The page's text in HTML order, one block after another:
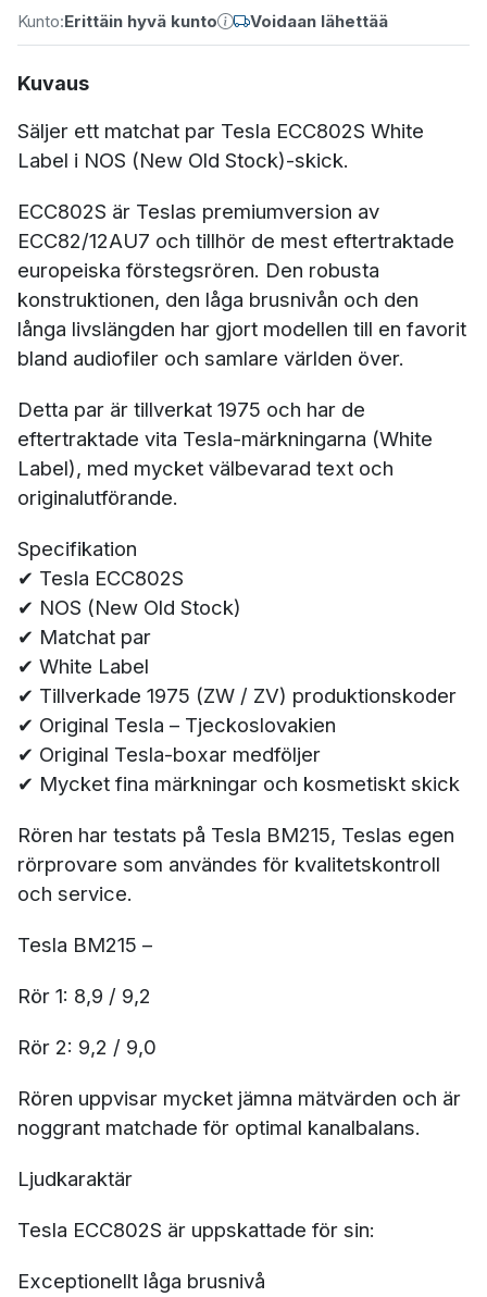
Kunto:Erittäin hyvä kunto Voidaan lähettää
Kuvaus
Säljer ett matchat par Tesla ECC802S White
Label i NOS (New Old Stock)-skick.
ECC802S är Teslas premiumversion av
ECC82/12AU7 och tillhör de mest eftertraktade
europeiska förstegsrören. Den robusta
konstruktionen, den låga brusnivån och den
långa livslängden har gjort modellen till en favorit
bland audiofiler och samlare världen över.
Detta par är tillverkat 1975 och har de
eftertraktade vita Tesla-märkningarna (White
Label), med mycket välbevarad text och
originalutförande.
Specifikation
✔ Tesla ECC802S
✔ NOS (New Old Stock)
✔ Matchat par
✔ White Label
✔ Tillverkade 1975 (ZW / ZV) produktionskoder
✔ Original Tesla – Tjeckoslovakien
✔ Original Tesla-boxar medföljer
✔ Mycket fina märkningar och kosmetiskt skick
Rören har testats på Tesla BM215, Teslas egen
rörprovare som användes för kvalitetskontroll
och service.
Tesla BM215 –
Rör 1: 8,9 / 9,2
Rör 2: 9,2 / 9,0
Rören uppvisar mycket jämna mätvärden och är
noggrant matchade för optimal kanalbalans.
Ljudkaraktär
Tesla ECC802S är uppskattade för sin:
Exceptionellt låga brusnivå